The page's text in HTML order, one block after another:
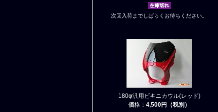
次回入荷までしばらくお待ちください。
180φ汎用ビキニカウル(レッド)
価格： 4,500円（税別）